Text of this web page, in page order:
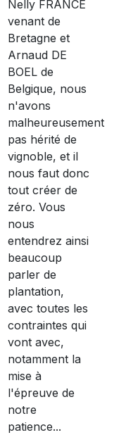
Nelly FRANCE
venant de
Bretagne et
Arnaud DE
BOEL de
Belgique, nous
n'avons
malheureusement
pas hérité de
vignoble, et il
nous faut donc
tout créer de
zéro. Vous
nous
entendrez ainsi
beaucoup
parler de
plantation,
avec toutes les
contraintes qui
vont avec,
notamment la
mise à
l'épreuve de
notre
patience...